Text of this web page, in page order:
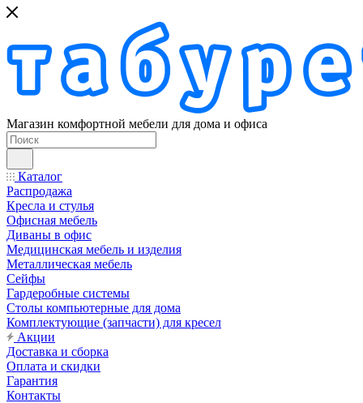
Магазин комфортной мебели для дома и офиса
Каталог
Распродажа
Кресла и стулья
Офисная мебель
Диваны в офис
Медицинская мебель и изделия
Металлическая мебель
Сейфы
Гардеробные системы
Столы компьютерные для дома
Комплектующие (запчасти) для кресел
Акции
Доставка и сборка
Оплата и скидки
Гарантия
Контакты